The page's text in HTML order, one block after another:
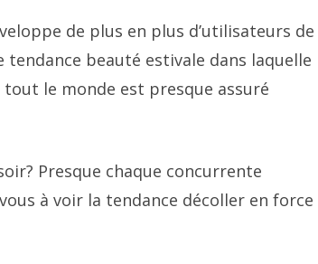
de plus en plus d’utilisateurs de
tendance beauté estivale dans laquelle
le monde est presque assuré
Presque chaque concurrente
à voir la tendance décoller en force